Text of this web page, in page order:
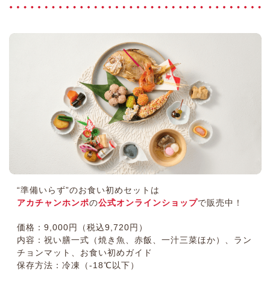
“準備いらず”のお食い初めセットは
アカチャンホンポの公式オンラインショップで販売中！
価格：9,000円（税込9,720円）
内容：祝い膳一式（焼き魚、赤飯、一汁三菜ほか）、ラン
チョンマット、お食い初めガイド
保存方法：冷凍（-18℃以下）